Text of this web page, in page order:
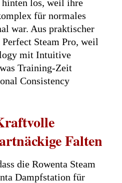
hinten los, weil ihre
für normales
war. Aus praktischer
Steam Pro, weil
mit Intuitive
Training-Zeit
Consistency
Falten
die Rowenta Steam
Dampfstation für